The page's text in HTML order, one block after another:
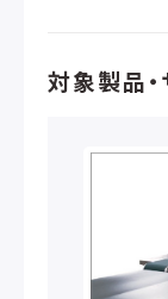
対象製品・